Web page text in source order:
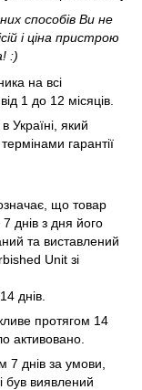
способів Ви не
і ціна пристрою
:)
на всі
1 до 12 місяців.
Україні, який
гарантії
що товар
днів з дня його
та виставлений
Unit зі
днів.
протягом 14
активовано.
днів за умови,
був виявлений